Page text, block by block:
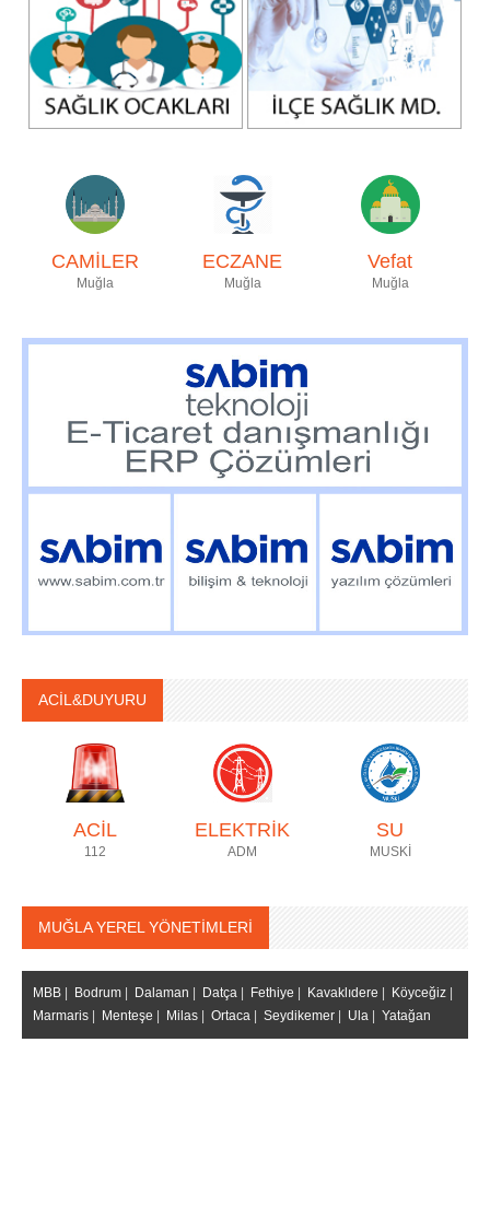
CAMİLER
Muğla
ECZANE
Muğla
Vefat
Muğla
ACİL&DUYURU
ACİL
112
ELEKTRİK
ADM
SU
MUSKİ
MUĞLA YEREL YÖNETİMLERİ
MBB | Bodrum | Dalaman | Datça | Fethiye | Kavaklıdere | Köyceğiz |
Marmaris | Menteşe | Milas | Ortaca | Seydikemer | Ula | Yatağan